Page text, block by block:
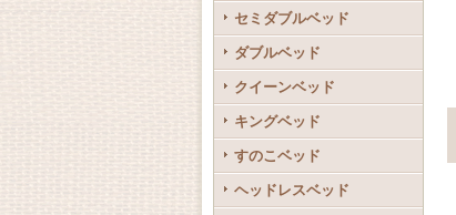
セミダブルベッド
ダブルベッド
クイーンベッド
キングベッド
すのこベッド
ヘッドレスベッド